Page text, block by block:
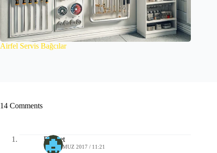
Airfel Servis Bağcılar
14 Comments
Behçet
11 TEMMUZ 2017 / 11:21